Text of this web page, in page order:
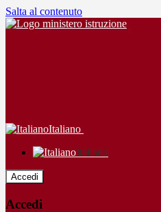
Salta al contenuto
Italiano
Italiano
Accedi
Accedi